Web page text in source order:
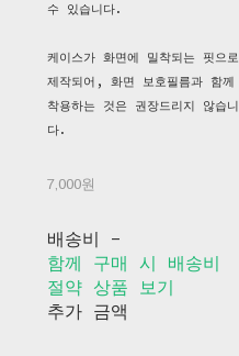
수 있습니다.
케이스가 화면에 밀착되는 핏으로
제작되어, 화면 보호필름과 함께
착용하는 것은 권장드리지 않습니
다.
7,000원
배송비 -
함께 구매 시 배송비
절약 상품 보기
추가 금액